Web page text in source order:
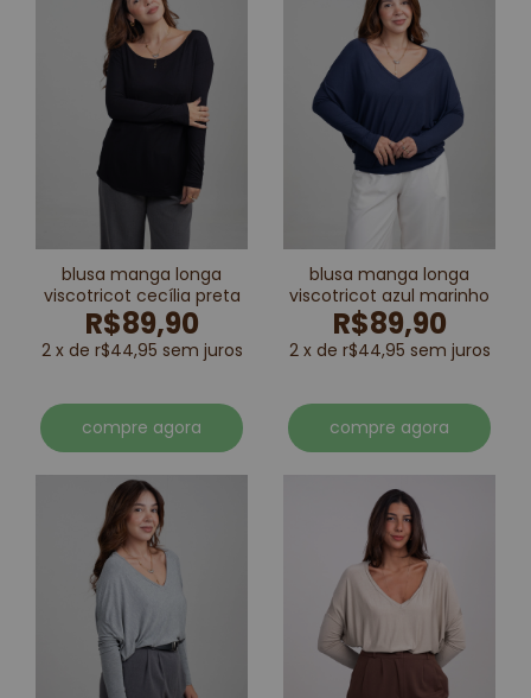
blusa manga longa
viscotricot cecília preta
R$89,90
2 x de r$44,95 sem juros
compre agora
blusa manga longa
viscotricot azul marinho
R$89,90
2 x de r$44,95 sem juros
compre agora